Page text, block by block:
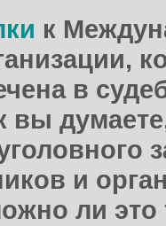
к
в
вы
и
ли это